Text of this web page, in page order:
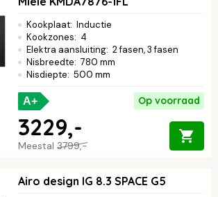
Kookplaat: Inductie
Kookzones: 4
Elektra aansluiting: 2 fasen, 3 fasen
Nisbreedte: 780 mm
Nisdiepte: 500 mm
A+ Op voorraad
Meestal 3799,-
3229,-
Airo design IG 8.3 SPACE G5